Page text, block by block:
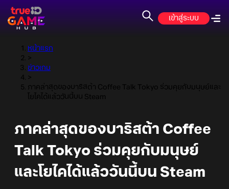
เข้าสู่ระบบ
หน้าแรก
>
ข่าวเกม
>
ภาคล่าสุดของบาริสต้า Coffee Talk Tokyo ร่วมคุยกับมนุษย์และ
โยไคได้แล้ววันนี้บน Steam
ภาคล่าสุดของบาริสต้า Coffee
Talk Tokyo ร่วมคุยกับมนุษย์
และโยไคได้แล้ววันนี้บน Steam